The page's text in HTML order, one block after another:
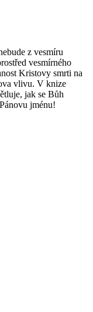
z vesmíru
vesmírného
Kristovy smrti na
vlivu. V knize
jak se Bůh
jménu!